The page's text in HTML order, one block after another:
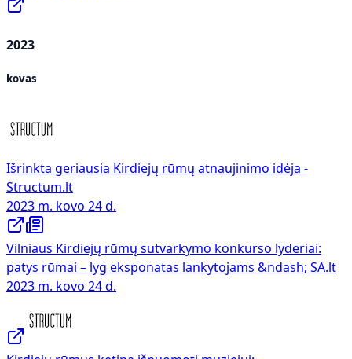
2023
kovas
Išrinkta geriausia Kirdiejų rūmų atnaujinimo idėja -
Structum.lt
2023 m. kovo 24 d.
Vilniaus Kirdiejų rūmų sutvarkymo konkurso lyderiai:
patys rūmai – lyg eksponatas lankytojams &ndash; SA.lt
2023 m. kovo 24 d.